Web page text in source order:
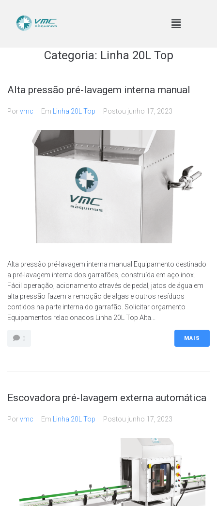
Categoria: Linha 20L Top
Alta pressão pré-lavagem interna manual
Porvmc Em Linha 20L Top Postou junho 17, 2023
Alta pressão pré-lavagem interna manual Equipamento destinado
a pré-lavagem interna dos garrafões, construída em aço inox.
Fácil operação, acionamento através de pedal, jatos de água em
alta pressão fazem a remoção de algas e outros resíduos
contidos na parte interna do garrafão. Solicitar orçamento
Equipamentos relacionados Linha 20L Top Alta...
0 MAIS
Escovadora pré-lavagem externa automática
Porvmc Em Linha 20L Top Postou junho 17, 2023